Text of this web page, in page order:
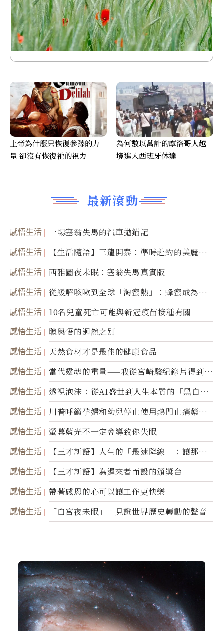
最新滾動
感悟生活 一場塞翁失馬的汽車拋錨記
感悟生活
【生活隨語】三龍開泰：準時赴約的美麗震
撼
感悟生活 西雅圖夜未眠：塞翁失馬真實版
感悟生活
從緩解咳嗽到全球「淘蜜熱」：蜂蜜成為健
康產業前沿商品
感悟生活 10名兒童死亡可能與新冠疫苗接種有關
感悟生活 聰與悟的迥然之別
感悟生活 天然食材才是最佳的健康食品
感悟生活
當代靈魂的重量——我從宮崎駿紀錄片得到的
省思
感悟生活
透視泡沫：從AI盛世到人生本質的「黑白一
瞬」
感悟生活
川普呼籲孕婦和幼兒停止使用熱門止痛藥泰
諾
感悟生活 螢幕藍光不一定會導致你失眠
感悟生活
【三才新語】人生的「最速降線」：讓那道
光，帶你滑向自己
感悟生活 【三才新語】為遲來者而設的頒獎台
感悟生活 帶著感恩的心可以讓工作更快樂
感悟生活 「白宮夜未眠」：見證世界歷史轉動的聲音
上帝為什麼只恢復參孫的力
量 卻沒有恢復祂的視力
為何數以萬計的摩洛哥人越
境進入西班牙休達